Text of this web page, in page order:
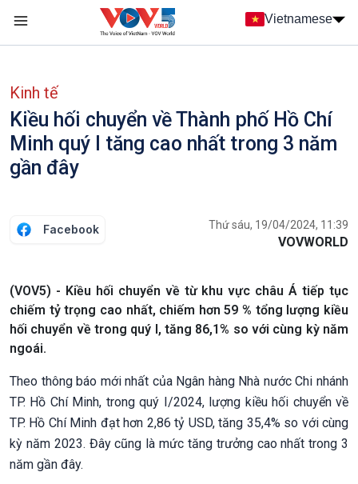
Nhảy đến nội dung
Vietnamese
Kinh tế
Kiều hối chuyển về Thành phố Hồ Chí
Minh quý I tăng cao nhất trong 3 năm
gần đây
Facebook Thứ sáu, 19/04/2024, 11:39
VOVWORLD
(VOV5) - Kiều hối chuyển về từ khu vực châu Á tiếp tục
chiếm tỷ trọng cao nhất, chiếm hơn 59 % tổng lượng kiều
hối chuyển về trong quý I, tăng 86,1% so với cùng kỳ năm
ngoái.
Theo thông báo mới nhất của Ngân hàng Nhà nước Chi nhánh
TP. Hồ Chí Minh, trong quý I/2024, lượng kiều hối chuyển về
TP. Hồ Chí Minh đạt hơn 2,86 tỷ USD, tăng 35,4% so với cùng
kỳ năm 2023. Đây cũng là mức tăng trưởng cao nhất trong 3
năm gần đây.